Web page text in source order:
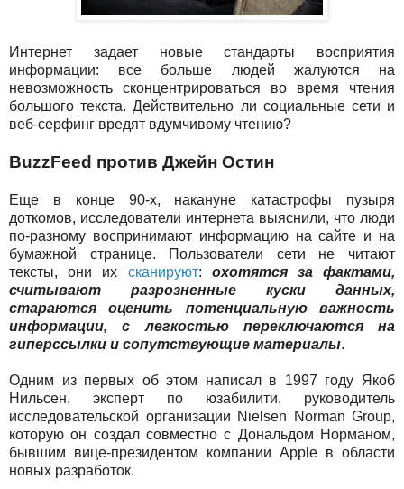
Интернет задает новые стандарты восприятия
информации: все больше людей жалуются на
невозможность сконцентрироваться во время чтения
большого текста. Действительно ли социальные сети и
веб-серфинг вредят вдумчивому чтению?
BuzzFeed против Джейн Остин
Еще в конце 90-х, накануне катастрофы пузыря
доткомов, исследователи интернета выяснили, что люди
по-разному воспринимают информацию на сайте и на
бумажной странице. Пользователи сети не читают
тексты, они их сканируют: охотятся за фактами,
считывают разрозненные куски данных,
стараются оценить потенциальную важность
информации, с легкостью переключаются на
гиперссылки и сопутствующие материалы.
Одним из первых об этом написал в 1997 году Якоб
Нильсен, эксперт по юзабилити, руководитель
исследовательской организации Nielsen Norman Group,
которую он создал совместно с Дональдом Норманом,
бывшим вице-президентом компании Apple в области
новых разработок.